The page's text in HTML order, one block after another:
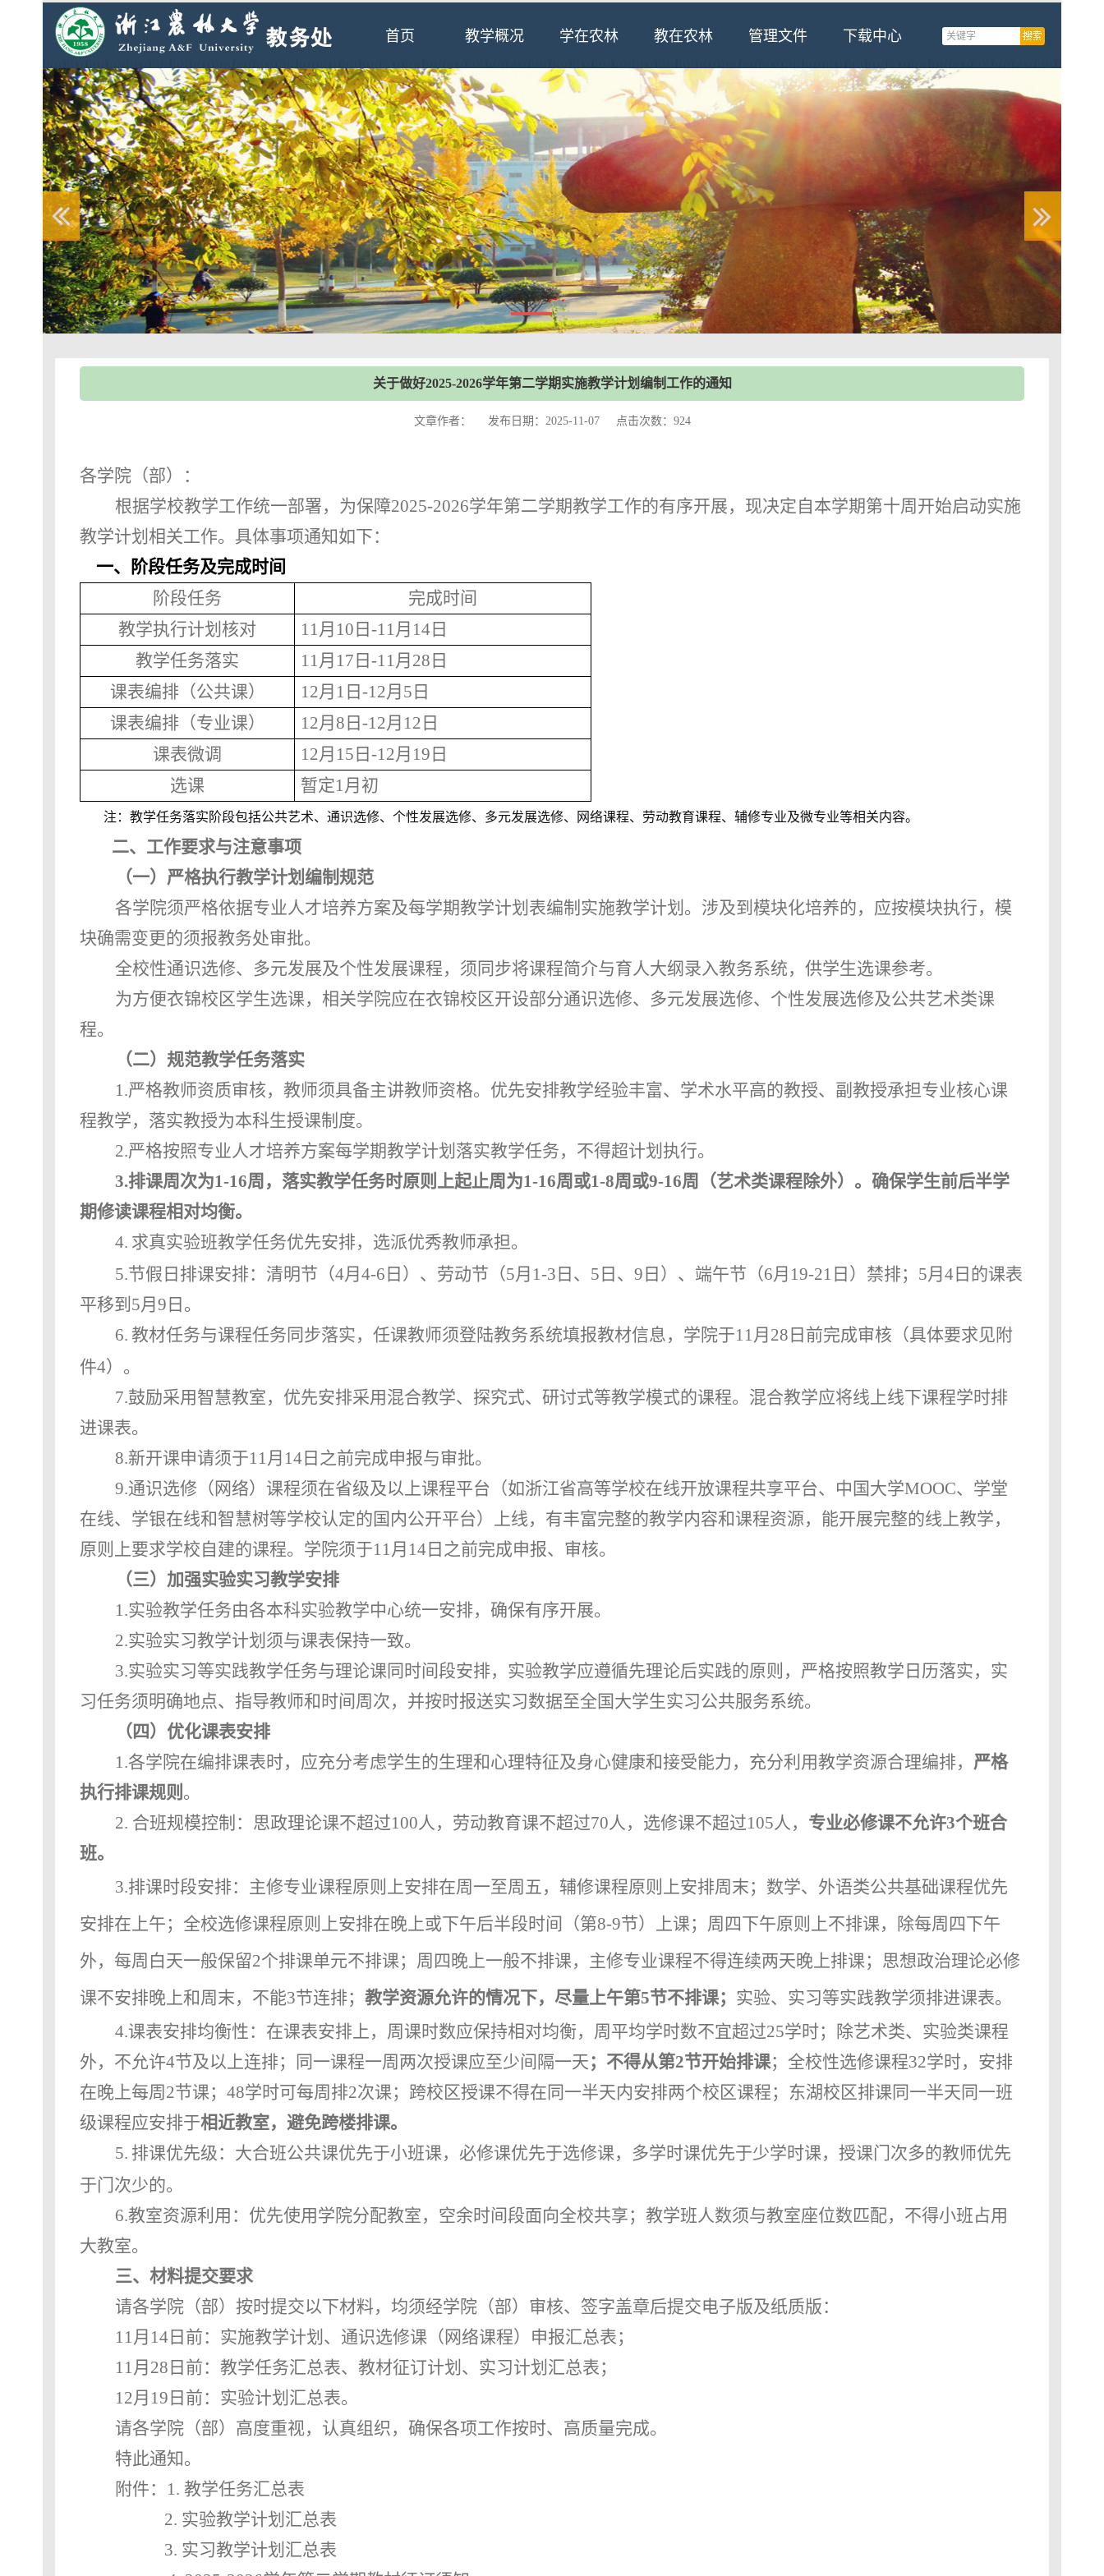
首页 教学概况 学在农林 教在农林 管理文件 下载中心
关于做好2025-2026学年第二学期实施教学计划编制工作的通知
文章作者： 发布日期：2025-11-07 点击次数： 924
各学院（部）：
根据学校教学工作统一部署，为保障2025-2026学年第二学期教学工作的有序开展，现决定自本学期第十周开始启动实施
教学计划相关工作。具体事项通知如下：
一、阶段任务及完成时间
阶段任务
完成时间
教学执行计划核对
11月 10 日 -11月 14 日
教学任务落实
11月 17 日 -11月 28 日
课表编排（公共课）
12月 1 日 -12月 5 日
课表编排（专业课）
12月 8 日 -12月 12 日
课表微调
12月 15 日 -12月 19 日
选课
暂定1月初
注：教学任务落实阶段包括公共艺术、通识选修、个性发展选修、多元发展选修、网络课程、劳动教育课程、辅修专业及微专业等相关内容。
二、工作要求与注意事项
（一）严格执行教学计划编制规范
各学院须严格依据专业人才培养方案及每学期教学计划表编制实施教学计划。涉及到模块化培养的，应按模块执行，模
块确需变更的须报教务处审批。
全校性通识选修、多元发展及个性发展课程，须同步将课程简介与育人大纲录入教务系统，供学生选课参考。
为方便衣锦校区学生选课，相关学院应在衣锦校区开设部分通识选修、多元发展选修、个性发展选修及公共艺术类课
程。
（二）规范教学任务落实
1.严格教师资质审核，教师须具备主讲教师资格。优先安排教学经验丰富、学术水平高的教授、副教授承担专业核心课
程教学，落实教授为本科生授课制度。
2.严格按照专业人才培养方案每学期教学计划落实教学任务，不得超计划执行。
3.排课周次为1-16周，落实教学任务时原则上起止周为1-16周或1-8周或9-16周（艺术类课程除外）。确保学生前后半学
期修读课程相对均衡。
4. 求真实验班教学任务优先安排，选派优秀教师承担。
5.节假日排课安排：清明节（4月 4-6 日）、劳动节（5月 1-3 日、 5 日、 9 日）、端午节（6月 19-21 日）禁排； 5月 4 日的课表
平移到 5月 9 日。
6. 教材任务与课程任务同步落实，任课教师须登陆教务系统填报教材信息，学院于11月 28 日前完成审核（具体要求见附
件4）。
7.鼓励采用智慧教室，优先安排采用混合教学、探究式、研讨式等教学模式的课程。混合教学应将线上线下课程学时排
进课表。
8.新开课申请须于11月 14 日之前完成申报与审批。
9.通识选修（网络）课程须在省级及以上课程平台（如浙江省高等学校在线开放课程共享平台、中国大学MOOC、学堂
在线、学银在线和智慧树等学校认定的国内公开平台）上线，有丰富完整的教学内容和课程资源，能开展完整的线上教学，
原则上要求学校自建的课程。学院须于11月 14 日之前完成申报、审核。
（三）加强实验实习教学安排
1.实验教学任务由各本科实验教学中心统一安排，确保有序开展。
2.实验实习教学计划须与课表保持一致。
3.实验实习等实践教学任务与理论课同时间段安排，实验教学应遵循先理论后实践的原则，严格按照教学日历落实，实
习任务须明确地点、指导教师和时间周次，并按时报送实习数据至全国大学生实习公共服务系统。
（四）优化课表安排
1.各学院在编排课表时，应充分考虑学生的生理和心理特征及身心健康和接受能力，充分利用教学资源合理编排， 严格
执行排课规则 。
2. 合班规模控制：思政理论课不超过100人，劳动教育课不超过70人，选修课不超过105人， 专业必修课不允许3个班合
班。
3.排课时段安排：主修专业课程原则上安排在周一至周五，辅修课程原则上安排周末；数学、外语类公共基础课程优先
安排在上午； 全校选修课程原则上安排在晚上或下午后半段时间（第8-9节）上课；周四下午原则上不排课，除每周四下午
外，每周白天一般保留2个排课单元不排课；周四晚上一般不排课，主修专业课程不得连续两天晚上排课；思想政治理论必修
课不安排晚上和周末，不能3节连排； 教学资源允许的情况下，尽量上午第5节不排课； 实验、实习等实践教学须排进课表。
4.课表安排均衡性：在课表安排上，周课时数应保持相对均衡，周平均学时数不宜超过25学时；除艺术类、实验类课程
外，不允许4节及以上连排；同一课程一周两次授课应至少间隔一天；不得从第2节开始排课；全校性选修课程32学时，安排
在晚上每周 2节课； 48学时可每周排2次课；跨校区授课不得在同一半天内安排两个校区课程；东湖校区排课同一半天同一班
级课程应安排于相近教室，避免跨楼排课。
5. 排课优先级：大合班公共课优先于小班课，必修课优先于选修课，多学时课优先于少学时课，授课门次多的教师优先
于门次少的。
6.教室资源利用：优先使用学院分配教室，空余时间段面向全校共享；教学班人数须与教室座位数匹配，不得小班占用
大教室。
三、材料提交要求
请各学院（部）按时提交以下材料，均须经学院（部）审核、签字盖章后提交电子版及纸质版：
11月 14 日前：实施教学计划、通识选修课（网络课程）申报汇总表；
11月 28 日前：教学任务汇总表、教材征订计划、实习计划汇总表；
12月 19 日前：实验计划汇总表。
请各学院（部）高度重视，认真组织，确保各项工作按时、高质量完成。
特此通知。
附件： 1. 教学任务汇总表
2. 实验教学计划汇总表
3. 实习教学计划汇总表